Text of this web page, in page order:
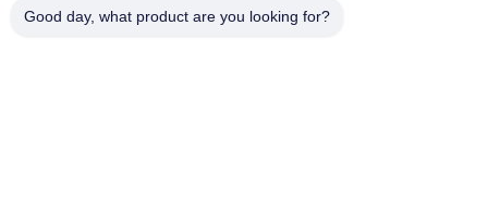
Good day, what product are you looking for?